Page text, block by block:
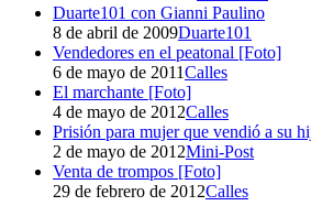
Duarte101 con Gianni Paulino
8 de abril de 2009Duarte101
Vendedores en el peatonal [Foto]
6 de mayo de 2011Calles
El marchante [Foto]
4 de mayo de 2012Calles
Prisión para mujer que vendió a su
2 de mayo de 2012Mini-Post
Venta de trompos [Foto]
29 de febrero de 2012Calles